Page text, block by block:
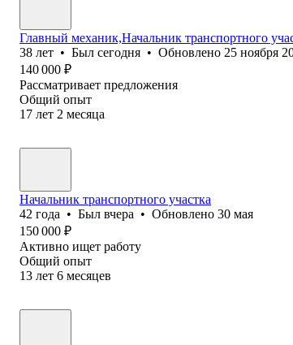
Главный механик,Начальник транспортного
38 лет • Был сегодня • Обновлено 25 ноября
140 000 ₽
Рассматривает предложения
Общий опыт
17 лет 2 месяца
Начальник транспортного участка
42 года • Был вчера • Обновлено 30 мая
150 000 ₽
Активно ищет работу
Общий опыт
13 лет 6 месяцев